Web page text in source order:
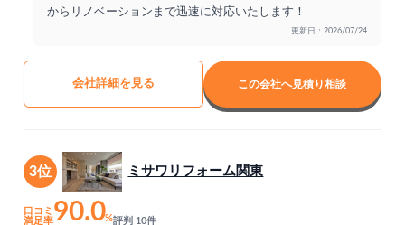
からリノベーションまで迅速に対応いたします！
更新日：2026/07/24
会社詳細を見る この会社へ見積り相談
3位 ミサワリフォーム関東
口コミ
満足率90.0%評判 10件